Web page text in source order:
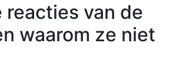
reacties van de
waarom ze niet